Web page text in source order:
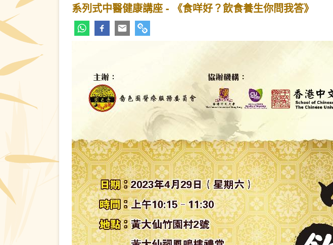
系列式中醫健康講座 - 《食咩好？飲食養生你問我答》